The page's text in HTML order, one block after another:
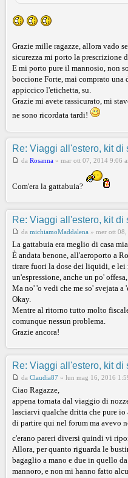
Grazie mille ragazze, allora vado
sicurezza mi porto la prescrizione
E mi porto pure il mannosio, non
boccione Forte, mai comprato una
appiccico l'etichetta, su.
Grazie mi avete rassicurato, mi
ne sono ricordata tardi!
Re: Viaggi all'estero, kit di
da Rosanna » mar ott 07, 2014 9:06
Com'era la gattabuia?
Re: Viaggi all'estero, kit di
da michiamoMaddalena » mer ott
La gattabuia era meglio di casa
È andata benone, all'aeroporto a
tirare fuori la dose dei liquidi, e lei
un'espressione, anche un po'
Ma no' 'o vedi che me so' svejata a
Okay.
Mentre al ritorno tutto molto
comunque nessun problema.
Grazie ancora!
Re: Viaggi all'estero, kit di
da Claudia87 » lun mag 16, 2016
Ciao Ragazze,
appena tornata dal viaggio di
lasciarvi qualche dritta che pure io
di partire qui nel forum ma avevo
c'erano pareri diversi quindi vi
Allora, per quanto riguarda le
bagaglio a mano e due in quello
mannoro, e non mi hanno fatto